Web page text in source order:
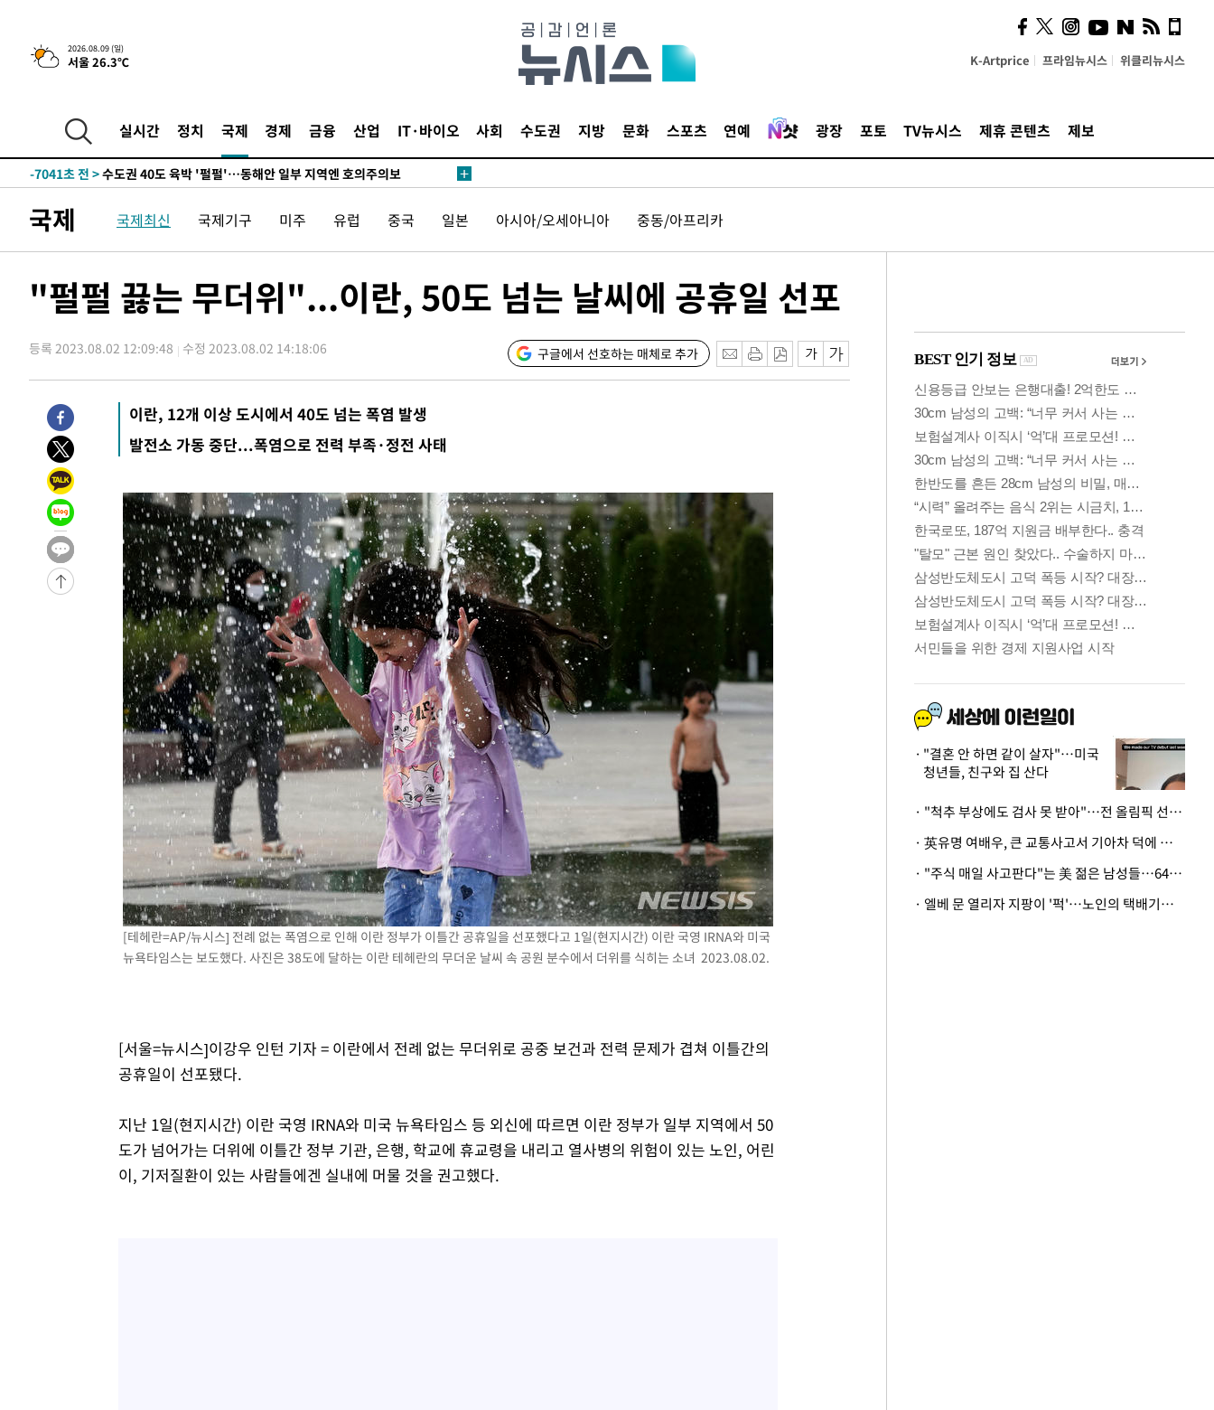
2026.08.09 (일)
서울 26.3℃ K-Artprice 프라임뉴시스 위클리뉴시스
실시간 정치 국제 경제 금융 산업 IT·바이오 사회 수도권 지방 문화 스포츠 연예 광장 포토 TV뉴시스 제휴 콘텐츠 제보
청래 44.56%
-14746초 전 >[속보]與 대표 경선 제주·인천 당원투표…金 47.75%·鄭
42.08%·宋 10.17%
-14280초 전 >이강인 "아틀레티코 이적 기뻐…등번호 7번 의미보단 팀 위해 뛸
-7989초 전 >
낮 최고 35도 '무더위'…동해안 시간당 30㎜ '강한 비'[내일날씨]
-7259초 전 >
레티코 이적"
-7041초 전 >수도권 40도 육박 '펄펄'…동해안 일부 지역엔 호의주의보
45초 전 >
강릉에 시간당 81.4㎜ 물폭탄…도로 잠기고 담벼락 붕괴
1시간 전 >백운산서 80년근 천종산삼 9뿌리 발견…감정가 1.3억원
2시간 전 >남자 농구, 나고야 아시안게임서 '홈팀' 일본과 한일전
3시간 전 >극한폭염 한풀 꺾이지만…'낮 최고 35도' 무더위, 열대야 계속[다음주
4시간 전 >축구협회 "압수수색·성접대 논란 사과…쇄신의 기회로 삼겠다"
4시간 전 >
[속보]'압수수색·성접대 논란' 축구협회 "실망과 걱정 안겨드려 죄송"
8시간 전 >
'최고 37도' 폭염 지속…강원동해안 최대 150㎜ 비
9시간 전 >
[속보]뉴욕증시 상승 마감…S&P 0.6% 나스닥 1.3%↑
-24484초 전 >
-15531초 전 >
[속보]與최고위원 제주·인천 순회경선…박선원·최민희·서미화·
한민수·김용 순
-15484초 전 >
[속보]김민석, 與 전대 당원투표 누적 득표율 45.42%로 1위… 정
청래 44.56%
-14766초 전 >
[속보]與 대표 경선 제주·인천 당원투표…金 47.75%·鄭
42.08%·宋 10.17%
-14300초 전 >
이강인 "아틀레티코 이적 기뻐…등번호 7번 의미보단 팀 위해 뛸
[속보]與 당대표 경선, 제주·인천 권리당원 투표 김민석 승리
낮 최고 35도 '무더위'…동해안 시간당 30㎜ '강한 비'[내일날씨]
[속보]이강인 "감독님이 원하는 마음 느꼈고, 많은 트로피 원해 아틀
수도권 40도 육박 '펄펄'…동해안 일부 지역엔 호의주의보
온열질환 사망자 3명 늘어…누적 환자 3000명 돌파
강릉에 시간당 81.4㎜ 물폭탄…도로 잠기고 담벼락 붕괴
백운산서 80년근 천종산삼 9뿌리 발견…감정가 1.3억원
선재도서 해루질 나섰다 실종 60대, 닷새 만에 숨진 채 발견
남자 농구, 나고야 아시안게임서 '홈팀' 일본과 한일전
여수 오동도 해상서 모터보트 전복…1명 사망·1명 실종
극한폭염 한풀 꺾이지만…'낮 최고 35도' 무더위, 열대야 계속[다음주
축구협회 "압수수색·성접대 논란 사과…쇄신의 기회로 삼겠다"
[속보]'압수수색·성접대 논란' 축구협회 "실망과 걱정 안겨드려 죄송"
'최고 37도' 폭염 지속…강원동해안 최대 150㎜ 비
[속보]뉴욕증시 상승 마감…S&P 0.6% 나스닥 1.3%↑
국제 국제최신 국제기구 미주 유럽 중국 일본 아시아/오세아니아 중동/아프리카
"펄펄 끓는 무더위"...이란, 50도 넘는 날씨에 공휴일 선포
등록 2023.08.02 12:09:48 수정 2023.08.02 14:18:06 구글에서 선호하는 매체로 추가
이란, 12개 이상 도시에서 40도 넘는 폭염 발생
발전소 가동 중단...폭염으로 전력 부족·정전 사태
[테헤란=AP/뉴시스] 전례 없는 폭염으로 인해 이란 정부가 이틀간 공휴일을 선포했다고 1일(현지시간) 이란 국영 IRNA와 미국
뉴욕타임스는 보도했다. 사진은 38도에 달하는 이란 테헤란의 무더운 날씨 속 공원 분수에서 더위를 식히는 소녀 2023.08.02.
[서울=뉴시스]이강우 인턴 기자 = 이란에서 전례 없는 무더위로 공중 보건과 전력 문제가 겹쳐 이틀간의
공휴일이 선포됐다.
지난 1일(현지시간) 이란 국영 IRNA와 미국 뉴욕타임스 등 외신에 따르면 이란 정부가 일부 지역에서 50
도가 넘어가는 더위에 이틀간 정부 기관, 은행, 학교에 휴교령을 내리고 열사병의 위험이 있는 노인, 어린
이, 기저질환이 있는 사람들에겐 실내에 머물 것을 권고했다.
사이 해답 찾았죠"…알을
깨고 나온 '초자아'
"결혼 안 하면 같이 살자"…미국
청년들, 친구와 집 산다
· "척추 부상에도 검사 못 받아"…전 올림픽 선수, 美봅슬레이협회 상대 소송
· 英유명 여배우, 큰 교통사고서 기아차 덕에 살았다
· "주식 매일 사고판다"는 美 젊은 남성들…64%가 "나는 인생의 패배자“
· 엘베 문 열리자 지팡이 '퍽'…노인의 택배기사 폭행 이유